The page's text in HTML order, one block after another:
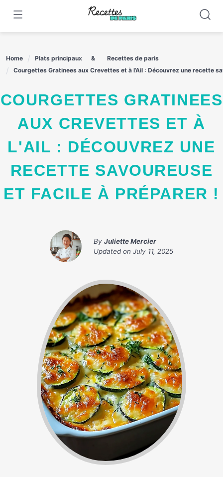
content
Home Plats principaux
Recettes de paris
Courgettes Gratinees aux Crevettes et à l’Ail : Découvrez une recette
COURGETTES GRATINEES
AUX CREVETTES ET À
L'AIL : DÉCOUVREZ UNE
RECETTE SAVOUREUSE
ET FACILE À PRÉPARER !
By Juliette Mercier
Updated on July 11, 2025